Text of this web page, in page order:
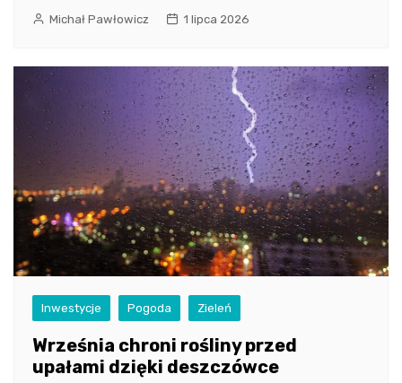
Michał Pawłowicz 1 lipca 2026
Inwestycje Pogoda Zieleń
Września chroni rośliny przed
upałami dzięki deszczówce